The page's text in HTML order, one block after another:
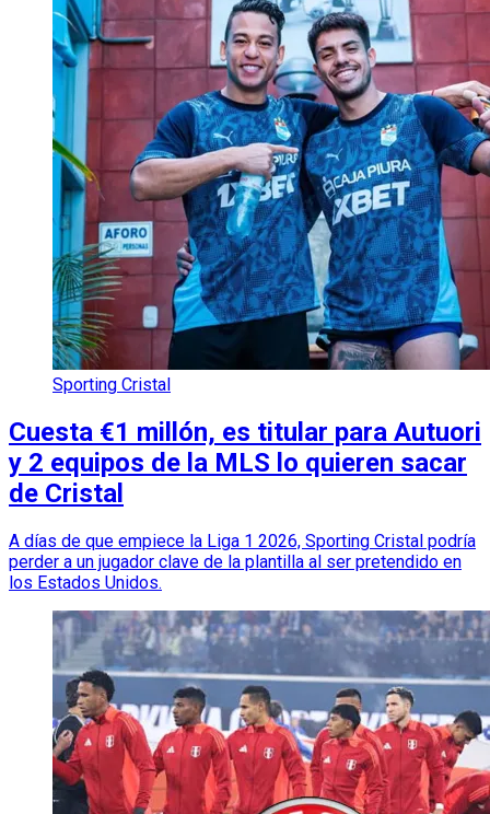
Sporting Cristal
Cuesta €1 millón, es titular para Autuori
y 2 equipos de la MLS lo quieren sacar
de Cristal
A días de que empiece la Liga 1 2026, Sporting Cristal podría
perder a un jugador clave de la plantilla al ser pretendido en
los Estados Unidos.